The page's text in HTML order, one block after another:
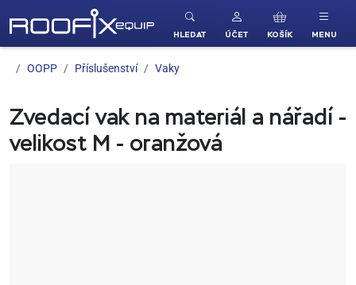
HLEDAT ÚČET KOŠÍK MENU
OOPP Příslušenství Vaky
Zvedací vak na materiál a nářadí -
velikost M - oranžová